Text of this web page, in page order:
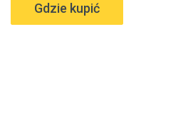
Gdzie kupić